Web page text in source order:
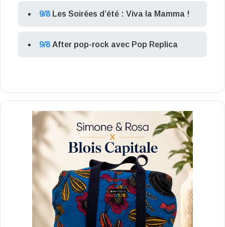
9/8 Les Soirées d’été : Viva la Mamma !
9/8 After pop-rock avec Pop Replica